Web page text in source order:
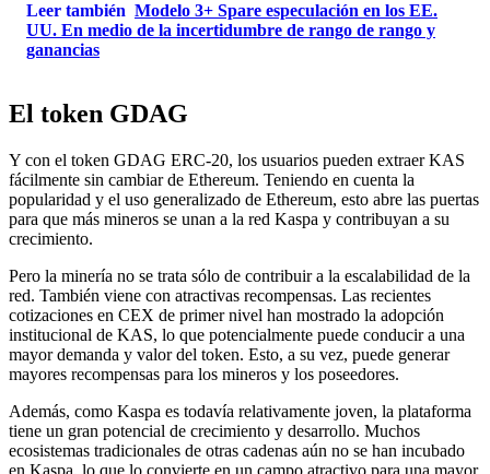
Leer también Modelo 3+ Spare especulación en los EE.
UU. En medio de la incertidumbre de rango de rango y
ganancias
El token GDAG
Y con el token GDAG ERC-20, los usuarios pueden extraer KAS
fácilmente sin cambiar de Ethereum. Teniendo en cuenta la
popularidad y el uso generalizado de Ethereum, esto abre las puertas
para que más mineros se unan a la red Kaspa y contribuyan a su
crecimiento.
Pero la minería no se trata sólo de contribuir a la escalabilidad de la
red. También viene con atractivas recompensas. Las recientes
cotizaciones en CEX de primer nivel han mostrado la adopción
institucional de KAS, lo que potencialmente puede conducir a una
mayor demanda y valor del token. Esto, a su vez, puede generar
mayores recompensas para los mineros y los poseedores.
Además, como Kaspa es todavía relativamente joven, la plataforma
tiene un gran potencial de crecimiento y desarrollo. Muchos
ecosistemas tradicionales de otras cadenas aún no se han incubado
en Kaspa, lo que lo convierte en un campo atractivo para una mayor